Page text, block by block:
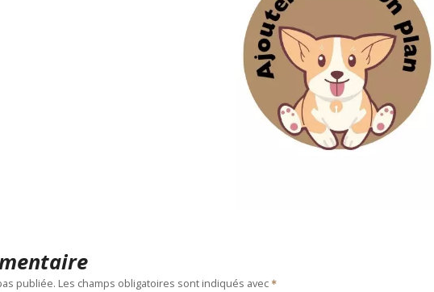
publiée. Les champs obligatoires sont indiqués avec